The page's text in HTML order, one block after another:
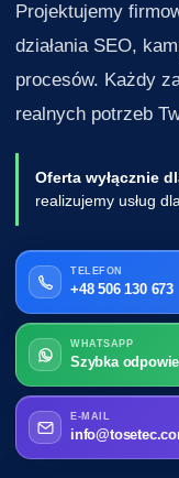
Projektujemy
działania SEO,
procesów. Każdy
realnych potrzeb
Oferta wyłącznie
realizujemy usług
TELEFON
+48 506 130 673
WHATSAPP
Szybka
E-MAIL